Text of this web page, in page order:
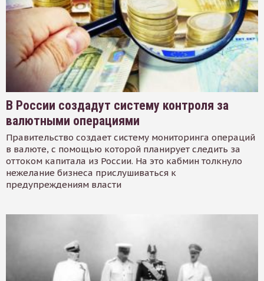
В России создадут систему контроля за
валютными операциями
Правительство создает систему мониторинга операций
в валюте, с помощью которой планирует следить за
оттоком капитала из России. На это кабмин толкнуло
нежелание бизнеса прислушиваться к
предупреждениям власти